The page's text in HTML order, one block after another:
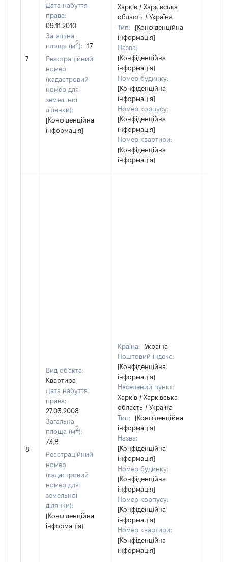
7
Дата набуття
права:
09.11.2010
Загальна
площа (м2):
17
Реєстраційний
номер
(кадастровий
номер для
земельної
ділянки):
[Конфіденційна
інформація]
Харків / Харківська
область / Україна
Тип:
[Конфіденційна
інформація]
Назва:
[Конфіденційна
інформація]
Номер будинку:
[Конфіденційна
інформація]
Номер корпусу:
[Конфіденційна
інформація]
Номер квартири:
[Конфіденційна
інформація]
8
Вид об'єкта:
Квартира
Дата набуття
права:
27.03.2008
Загальна
площа (м2):
73,8
Реєстраційний
номер
(кадастровий
номер для
земельної
ділянки):
[Конфіденційна
інформація]
Країна:
Україна
Поштовий індекс:
[Конфіденційна
інформація]
Населений пункт:
Харків / Харківська
область / Україна
Тип:
[Конфіденційна
інформація]
Назва:
[Конфіденційна
інформація]
Номер будинку:
[Конфіденційна
інформація]
Номер корпусу:
[Конфіденційна
інформація]
Номер квартири:
[Конфіденційна
інформація]